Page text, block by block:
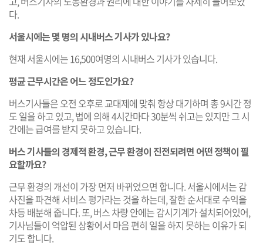
다.
서울시에는 몇 명의 시내버스 기사가 있나요?
현재 서울시에는 16,500여명의 시내버스 기사가 있습니다.
평균 근무시간은 어느 정도인가요?
버스기사들은 오전 오후로 교대제에 맞춰 항상 대기하며 총 9시간 정
도 일을 하고 있고, 법에 의해 4시간마다 30분씩 쉬고는 있지만 그 시
간에는 급여를 받지 못하고 있습니다.
버스 기사들의 경제적 환경, 근무 환경이 진전되려면 어떤 정책이 필
요할까요?
근무 환경의 개선이 가장 먼저 바뀌었으면 합니다. 서울시에서는 감
사진을 파견해 서비스 평가라는 것을 하는데, 잘한 순서대로 수익을
차등 배분해 줍니다. 또, 버스 차량 안에는 감시기계가 설치되어있어,
기사님들이 억압된 상황에서 마음 편히 일을 하지 못하는 이유가 되
기도 합니다.